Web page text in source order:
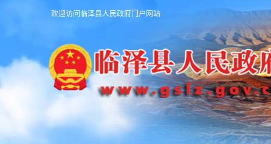
欢迎访问临泽县人民政府门户网站